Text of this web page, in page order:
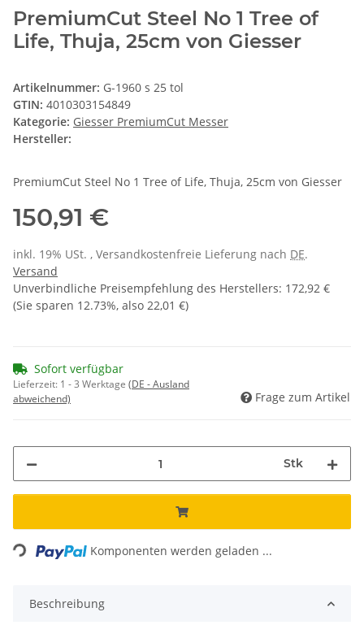
PremiumCut Steel No 1 Tree of
Life, Thuja, 25cm von Giesser
Artikelnummer: G-1960 s 25 tol
GTIN: 4010303154849
Kategorie: Giesser PremiumCut Messer
Hersteller:
PremiumCut Steel No 1 Tree of Life, Thuja, 25cm von Giesser
150,91 €
inkl. 19% USt. , Versandkostenfreie Lieferung nach DE.
Versand
Unverbindliche Preisempfehlung des Herstellers: 172,92 €
(Sie sparen 12.73%, also 22,01 €)
Sofort verfügbar
Lieferzeit: 1 - 3 Werktage (DE - Ausland
abweichend)
Frage zum Artikel
Stk
Komponenten werden geladen ...
Beschreibung